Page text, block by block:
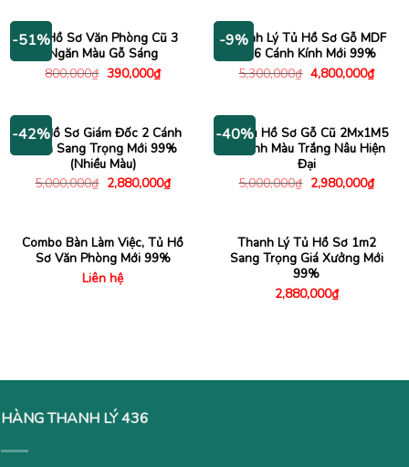
-51%
Tủ Hồ Sơ Văn Phòng Cũ 3
Ngăn Màu Gỗ Sáng
800,000₫ Giá
390,000₫Giá
hiện
390,000₫.
-9%
Thanh Lý Tủ Hồ Sơ Gỗ MDF
1m6 Cánh Kính Mới 99%
5,300,000₫ Giá
gốc
4,800,000₫Giá
hiện
-42%
Tủ Hồ Sơ Giám Đốc 2 Cánh
Kính Sang Trọng Mới 99%
(Nhiều Màu)
5,000,000₫ Giá
gốc
2,880,000₫Giá
hiện
-40%
Kệ Tủ Hồ Sơ Gỗ Cũ 2Mx1M5
2 Cánh Màu Trắng Nâu Hiện
Đại
5,000,000₫ Giá
gốc
2,980,000₫Giá
hiện
Combo Bàn Làm Việc, Tủ Hồ
Sơ Văn Phòng Mới 99%
Liên hệ
Thanh Lý Tủ Hồ Sơ 1m2
Sang Trọng Giá Xưởng Mới
99%
2,880,000₫
HÀNG THANH LÝ 436